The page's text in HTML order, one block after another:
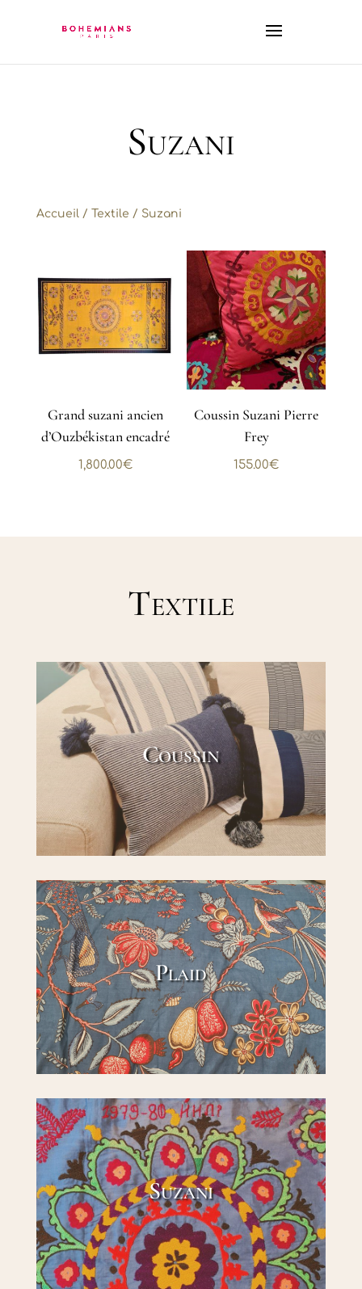
Suzani
Accueil/ Textile / Suzani
Grand suzani ancien
d’Ouzbékistan encadré
1,800.00€
Coussin Suzani Pierre
Frey
155.00€
Textile
Coussin
Plaid
Suzani